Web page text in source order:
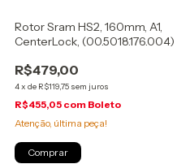
Rotor Sram HS2, 160mm, A1,
CenterLock, (00.5018.176.004)
R$479,00
4x de R$119,75 sem juros
R$455,05 com Boleto
Atenção, última peça!